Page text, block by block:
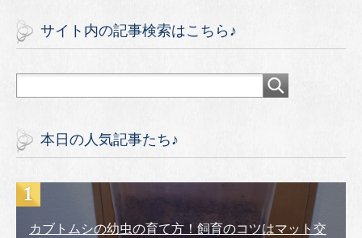
サイト内の記事検索はこちら♪
本日の人気記事たち♪
カブトムシの幼虫の育て方！飼育のコツはマット交